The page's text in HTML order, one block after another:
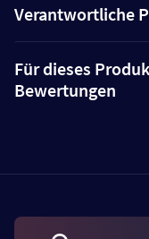
Verantwortliche
Für dieses
Bewertungen